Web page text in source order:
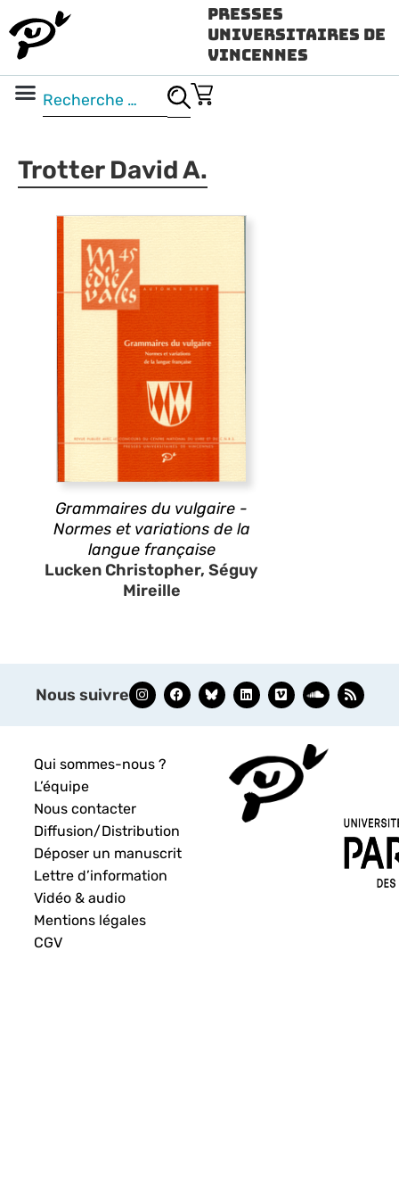
Presses
Universitaires de
Vincennes
Trotter David A.
Grammaires du vulgaire -
Normes et variations de la
langue française
Lucken Christopher, Séguy
Mireille
Nous suivre
Qui sommes-nous ?
L’équipe
Nous contacter
Diffusion/Distribution
Déposer un manuscrit
Lettre d’information
Vidéo & audio
Mentions légales
CGV